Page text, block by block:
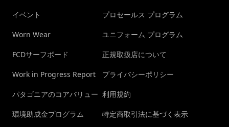
イベント
Worn Wear
FCDサーフボード
Work in Progress Report
パタゴニアのコアバリュー
環境助成金プログラム
プロセールス プログラム
ユニフォーム プログラム
正規取扱店について
プライバシーポリシー
利用規約
特定商取引法に基づく表示